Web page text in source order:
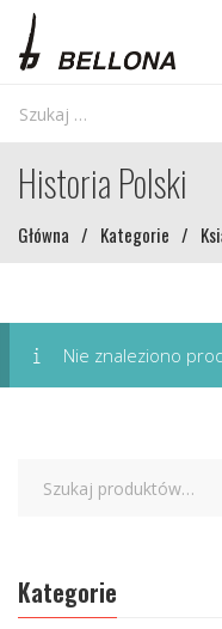
Historia Polski
Główna / Kategorie /
Nie znaleziono
Kategorie